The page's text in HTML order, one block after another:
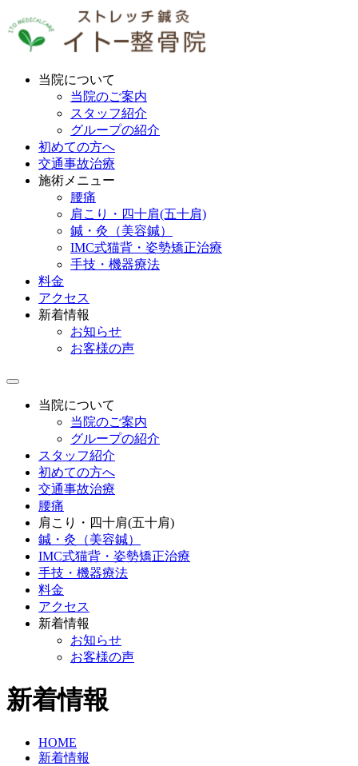
当院について
当院のご案内
スタッフ紹介
グループの紹介
初めての方へ
交通事故治療
施術メニュー
腰痛
肩こり・四十肩(五十肩)
鍼・灸（美容鍼）
IMC式猫背・姿勢矯正治療
手技・機器療法
料金
アクセス
新着情報
お知らせ
お客様の声
当院について
当院のご案内
グループの紹介
スタッフ紹介
初めての方へ
交通事故治療
腰痛
肩こり・四十肩(五十肩)
鍼・灸（美容鍼）
IMC式猫背・姿勢矯正治療
手技・機器療法
料金
アクセス
新着情報
お知らせ
お客様の声
新着情報
HOME
新着情報